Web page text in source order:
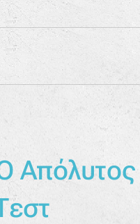
Απόλυτος